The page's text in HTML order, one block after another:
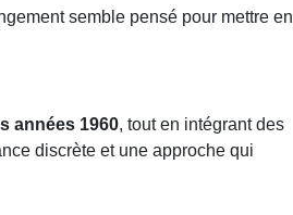
semble pensé pour mettre en
années 1960, tout en intégrant des
discrète et une approche qui